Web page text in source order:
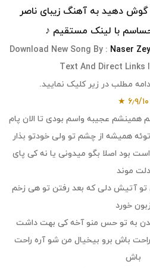
گوش دهید به آهنگ زیبای ناصر
با لینک مستقیم ♪
Download New Song By : Naser
Text And Direct Links
مطلب در زیر کلیک نمایید.
۶٫۹/۱۰
★
همینشم عجیبه واسم بودی تا الان پام
همیشه از چشم تو ولی خودتو بذار
بود اصلا بگو میدونی یا نه کی پای
دلت موند
آتیش دلی که بعد رفتن تو هی زخم
خورد
به تو حس منو آخه کی بهت داشت
باش برو بیخیال من شو آره راحت
باش